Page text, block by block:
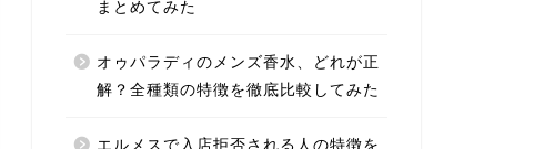
まとめてみた
オゥパラディのメンズ香水、どれが正
解？全種類の特徴を徹底比較してみた
エルメスで入店拒否される人の特徴を